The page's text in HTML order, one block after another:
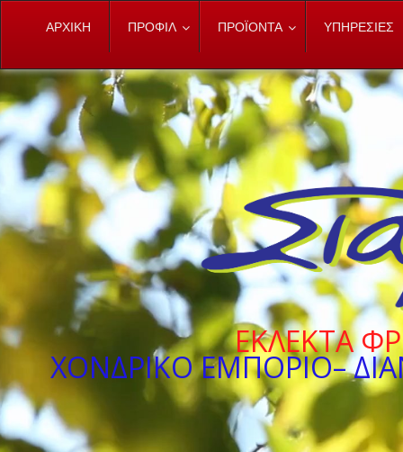
ΑΡΧΙΚΗ ΠΡΟΦΙΛ ΠΡΟΪΟΝΤΑ ΥΠΗΡΕΣΙΕΣ
ΕΚΛΕΚΤΑ
ΧΟΝΔΡΙΚΟ ΕΜΠΟΡΙΟ–